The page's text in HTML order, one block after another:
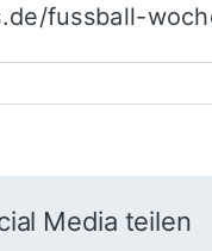
fussball-
Media teilen